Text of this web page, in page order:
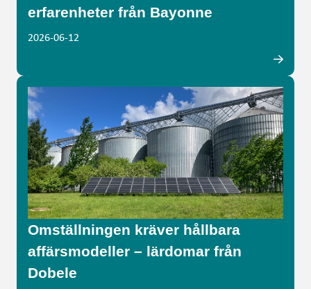
erfarenheter från Bayonne
2026-06-12
Omställningen kräver hållbara
affärsmodeller – lärdomar från
Dobele